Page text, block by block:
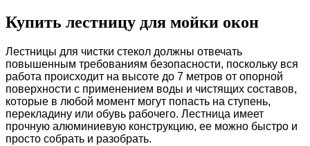
Купить лестницу для мойки окон
Лестницы для чистки стекол должны отвечать
повышенным требованиям безопасности, поскольку вся
работа происходит на высоте до 7 метров от опорной
поверхности с применением воды и чистящих составов,
которые в любой момент могут попасть на ступень,
перекладину или обувь рабочего. Лестница имеет
прочную алюминиевую конструкцию, ее можно быстро и
просто собрать и разобрать.